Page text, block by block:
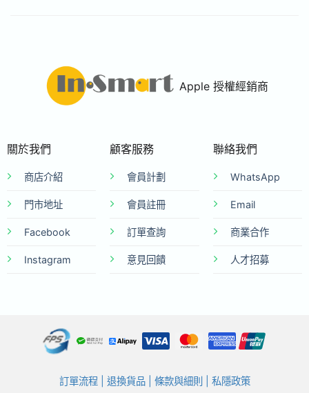
Apple 授權經銷商
關於我們
商店介紹
門市地址
Facebook
Instagram
顧客服務
會員計劃
會員註冊
訂單查詢
意見回饋
聯絡我們
WhatsApp
Email
商業合作
人才招募
訂單流程| 退換貨品| 條款與細則 私隱政策